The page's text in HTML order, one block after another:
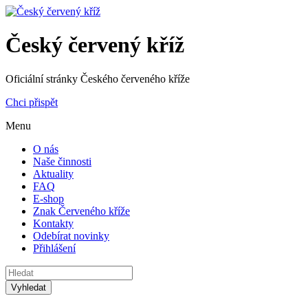
Český červený kříž
Oficiální stránky Českého červeného kříže
Chci přispět
Menu
O nás
Naše činnosti
Aktuality
FAQ
E-shop
Znak Červeného kříže
Kontakty
Odebírat novinky
Přihlášení